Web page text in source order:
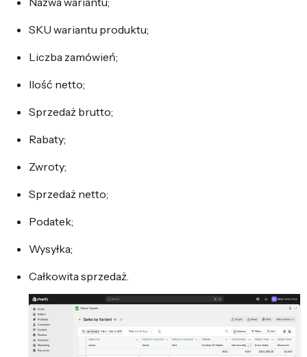
SKU wariantu produktu;
Liczba zamówień;
Ilość netto;
Sprzedaż brutto;
Rabaty;
Zwroty;
Sprzedaż netto;
Podatek;
Wysyłka;
Całkowita sprzedaż.